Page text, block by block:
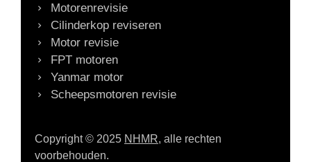
Motorenrevisie
Cilinderkop reviseren
Motor revisie
FPT motoren
Yanmar motor
Scheepsmotoren revisie
Copyright © 2025 NHMR, alle rechten
voorbehouden.